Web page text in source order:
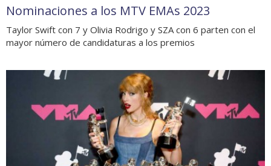
Nominaciones a los MTV EMAs 2023
Taylor Swift con 7 y Olivia Rodrigo y SZA con 6 parten con el
mayor número de candidaturas a los premios